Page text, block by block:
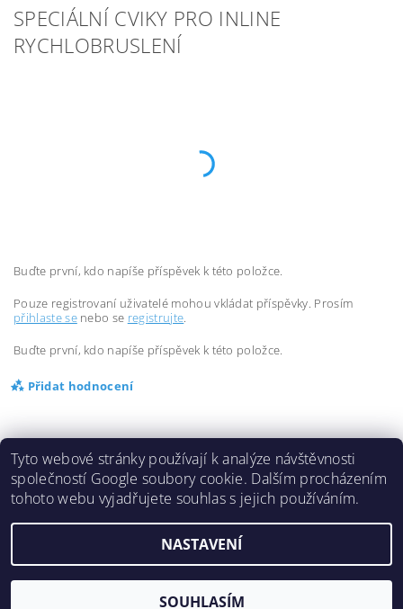
SPECIÁLNÍ CVIKY PRO INLINE
RYCHLOBRUSLENÍ
Buďte první, kdo napíše příspěvek k této položce.
Pouze registrovaní uživatelé mohou vkládat příspěvky. Prosím
přihlaste senebo se registrujte.
Buďte první, kdo napíše příspěvek k této položce.
Přidat hodnocení
2026 ©Inlinespeed.cz, všechna práva vyhrazena
Tyto webové stránky používají k analýze návštěvnosti
společností Google soubory cookie. Dalším procházením
tohoto webu vyjadřujete souhlas s jejich používáním.
NASTAVENÍ
SOUHLASÍM